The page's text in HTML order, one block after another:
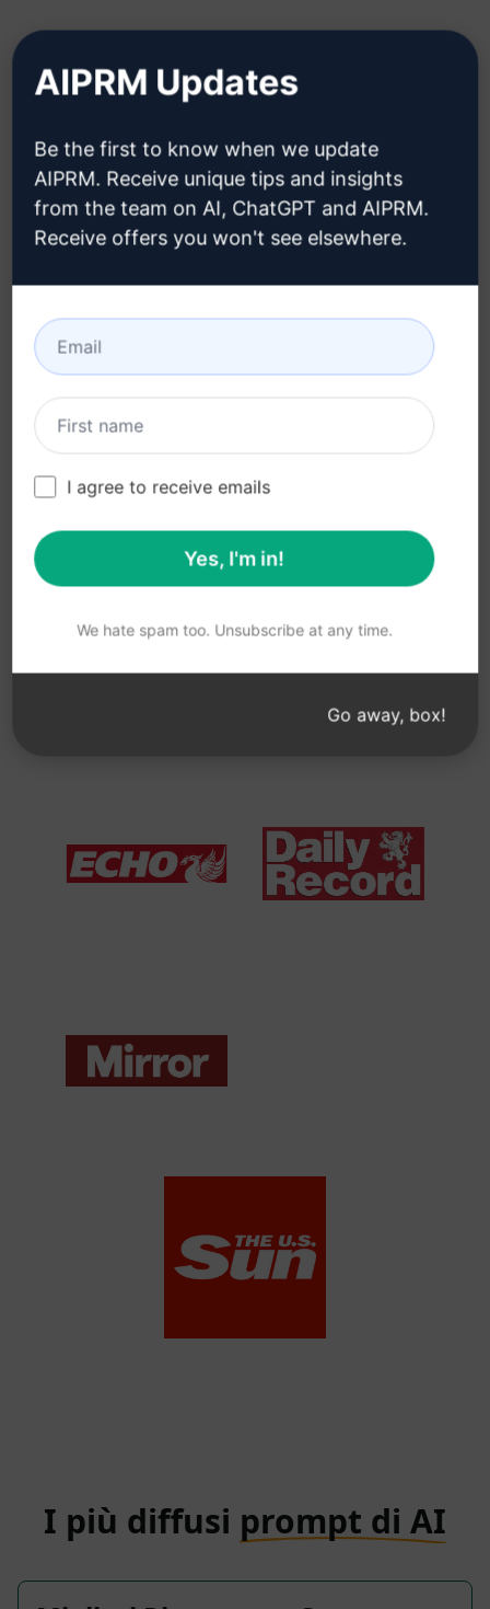
Visto su
Computer Woche
DE
Upwork
View Media Link 1
View Media Link 2
View Media Link 4
View Media Link 5
View Media Link 4
View Media Link 5
Zapier
View Media Link 1
Seeking Alpha
View Media Link 1
View Media Link 1
View Media Link 1
View Media Link 1
I più diffusi prompt di AI
AIPRM Updates
Be the first to know when we update
AIPRM. Receive unique tips and insights
from the team on AI, ChatGPT and AIPRM.
Receive offers you won't see elsewhere.
I agree to receive emails
Yes, I'm in!
We hate spam too. Unsubscribe at any time.
Go away, box!